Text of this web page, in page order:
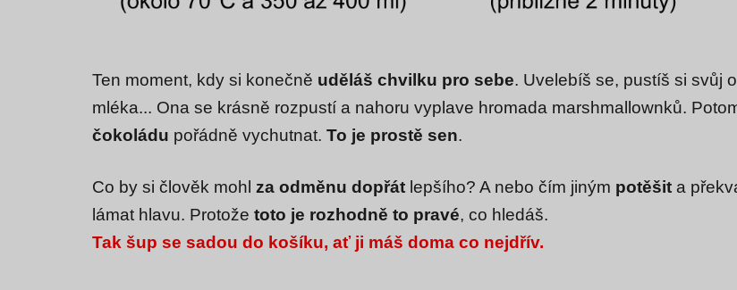
Ten moment, kdy si konečně uděláš chvilku pro sebe. Uvelebíš se, pustíš si svůj
mléka... Ona se krásně rozpustí a nahoru vyplave hromada marshmallownků.
čokoládu pořádně vychutnat. To je prostě sen.
Co by si člověk mohl za odměnu dopřát lepšího? A nebo čím jiným potěšit a
lámat hlavu. Protože toto je rozhodně to pravé, co hledáš.
Tak šup se sadou do košíku, ať ji máš doma co nejdřív.